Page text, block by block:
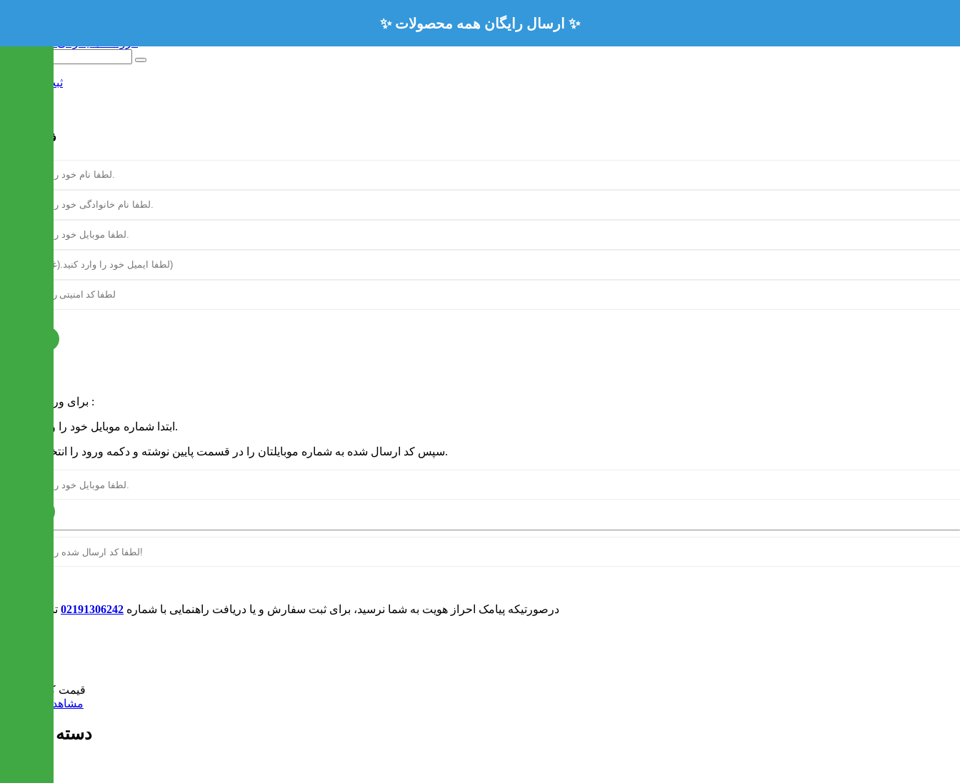
✨ ارسال رایگان همه محصولات ✨
ثبت نام
فرم ثبت نام
برای ورود به سایت :
1 - ابتدا شماره موبایل خود را وارد کنید.
2 - سپس کد ارسال شده به شماره موبایلتان را در قسمت پایین نوشته و دکمه ورود را انتخاب کنید.
درصورتیکه پیامک احراز هویت به شما نرسید، برای ثبت سفارش و یا دریافت راهنمایی با شماره 02191306242 تماس بگیرید
قیمت کل:
مشاهده سبد خرید
دسته بندی ها